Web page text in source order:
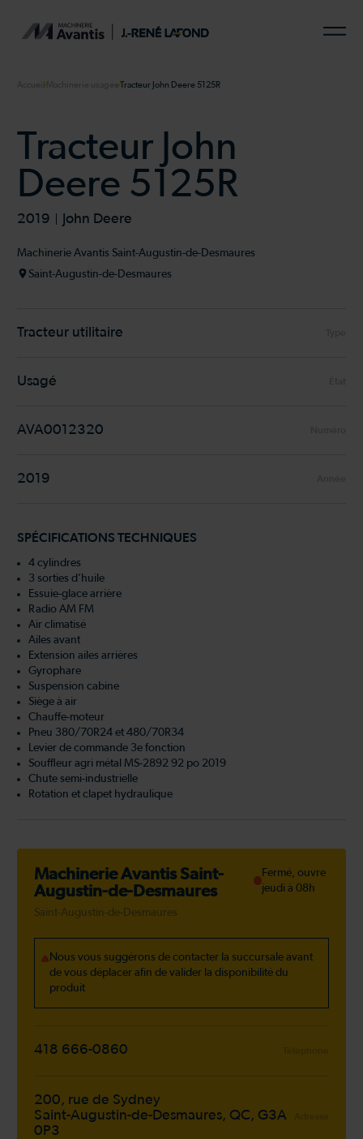
AccueilMachinerie usagéeTracteur John Deere 5125R
Tracteur John
Deere 5125R
2019 John Deere
Machinerie Avantis Saint-Augustin-de-Desmaures
Saint-Augustin-de-Desmaures
Tracteur utilitaire
Usagé
AVA0012320
2019
SPÉCIFICATIONS TECHNIQUES
4 cylindres
3 sorties d’huile
Essuie-glace arrière
Radio AM FM
Air climatisé
Ailes avant
Extension ailes arrières
Gyrophare
Suspension cabine
Siège à air
Chauffe-moteur
Pneu 380/70R24 et 480/70R34
Levier de commande 3e fonction
Souffleur agri métal MS-2892 92 po 2019
Chute semi-industrielle
Rotation et clapet hydraulique
Machinerie Avantis Saint-
Augustin-de-Desmaures
Saint-Augustin-de-Desmaures
Fermé, ouvre
jeudi à 08h
Nous vous suggérons de contacter la succursale avant
de vous déplacer afin de valider la disponibilité du
produit
418 666-0860
200, rue de Sydney
Saint-Augustin-de-Desmaures, QC, G3A
0P3